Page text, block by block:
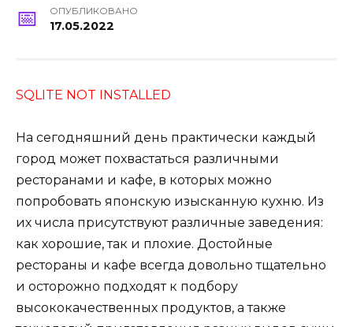
ОПУБЛИКОВАНО
17.05.2022
SQLITE NOT INSTALLED
На сегодняшний день практически каждый
город может похвастаться различными
ресторанами и кафе, в которых можно
попробовать японскую изысканную кухню. Из
их числа присутствуют различные заведения:
как хорошие, так и плохие. Достойные
рестораны и кафе всегда довольно тщательно
и осторожно подходят к подбору
высококачественных продуктов, а также